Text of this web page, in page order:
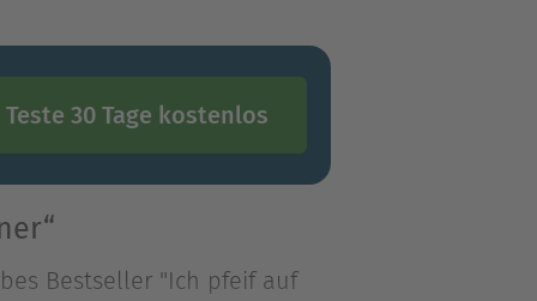
Teste 30 Tage kostenlos
Bestseller "Ich pfeif auf